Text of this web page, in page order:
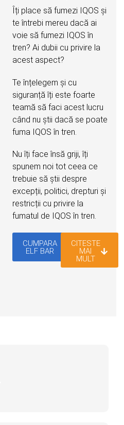
Îți place să fumezi IQOS și
te întrebi mereu dacă ai
voie să fumezi IQOS în
tren? Ai dubii cu privire la
acest aspect?
Te înțelegem și cu
siguranță îți este foarte
teamă să faci acest lucru
când nu știi dacă se poate
fuma IQOS în tren.
Nu îți face însă griji, îți
spunem noi tot ceea ce
trebuie să știi despre
excepții, politici, drepturi și
restricții cu privire la
fumatul de IQOS în tren.
CUMPARA
ELF BAR
CITESTE
MAI
MULT